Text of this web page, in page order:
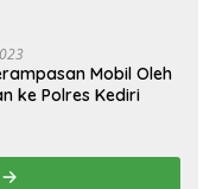
Mobil Oleh
ke Polres Kediri